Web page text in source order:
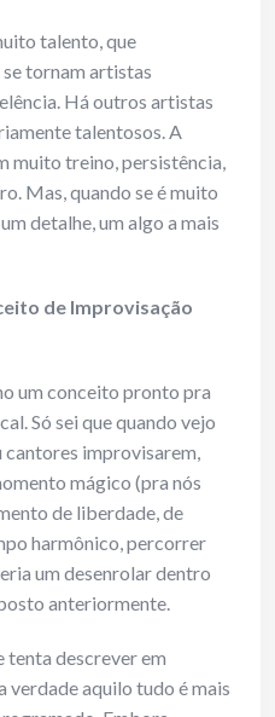
talento, que
tornam artistas
Há outros artistas
talentosos. A
muito treino, persistência,
Mas, quando se é muito
detalhe, um algo a mais
de Improvisação
um conceito pronto pra
Só sei que quando vejo
improvisarem,
mágico (pra nós
de liberdade, de
harmônico, percorrer
um desenrolar dentro
anteriormente.
tenta descrever em
verdade aquilo tudo é mais